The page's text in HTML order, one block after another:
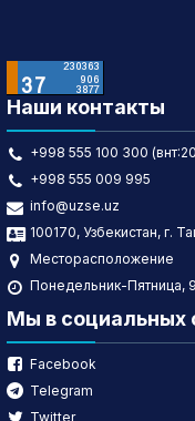
Наши контакты
+998 555 100 300
+998 555 009 995
info@uzse.uz
100170, Узбекистан, г.
Месторасположение
Понедельник-Пятница,
Мы в социальных
Facebook
Telegram
Twitter